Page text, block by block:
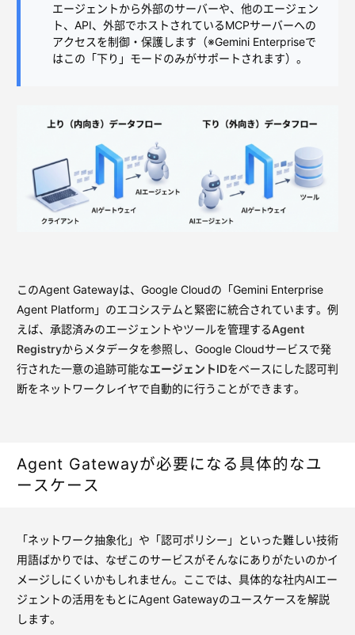
エージェントから外部のサーバーや、他のエージェン
ト、API、外部でホストされているMCPサーバーへの
アクセスを制御・保護します（※Gemini Enterpriseで
はこの「下り」モードのみがサポートされます）。
このAgent Gatewayは、Google Cloudの「Gemini Enterprise
Agent Platform」のエコシステムと緊密に統合されています。例
えば、承認済みのエージェントやツールを管理するAgent
Registryからメタデータを参照し、Google Cloudサービスで発
行された一意の追跡可能なエージェントIDをベースにした認可判
断をネットワークレイヤで自動的に行うことができます。
Agent Gatewayが必要になる具体的なユ
ースケース
「ネットワーク抽象化」や「認可ポリシー」といった難しい技術
用語ばかりでは、なぜこのサービスがそんなにありがたいのかイ
メージしにくいかもしれません。ここでは、具体的な社内AIエー
ジェントの活用をもとにAgent Gatewayのユースケースを解説
します。